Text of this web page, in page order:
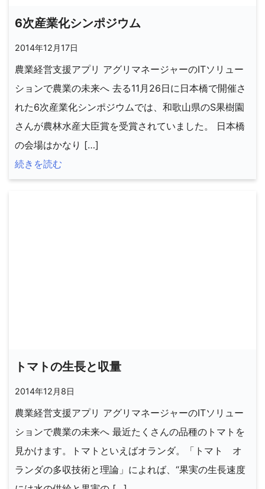
6次産業化シンポジウム
2014年12月17日
農業経営支援アプリ アグリマネージャーのITソリュー
ションで農業の未来へ 去る11月26日に日本橋で開催さ
れた6次産業化シンポジウムでは、和歌山県のS果樹園
さんが農林水産大臣賞を受賞されていました。 日本橋
の会場はかなり […]
続きを読む
トマトの生長と収量
2014年12月8日
農業経営支援アプリ アグリマネージャーのITソリュー
ションで農業の未来へ 最近たくさんの品種のトマトを
見かけます。トマトといえばオランダ。「トマト オ
ランダの多収技術と理論」によれば、“果実の生長速度